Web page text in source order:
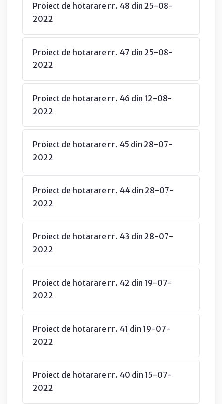
Proiect de hotarare nr. 48 din 25-08-
2022
Proiect de hotarare nr. 47 din 25-08-
2022
Proiect de hotarare nr. 46 din 12-08-
2022
Proiect de hotarare nr. 45 din 28-07-
2022
Proiect de hotarare nr. 44 din 28-07-
2022
Proiect de hotarare nr. 43 din 28-07-
2022
Proiect de hotarare nr. 42 din 19-07-
2022
Proiect de hotarare nr. 41 din 19-07-
2022
Proiect de hotarare nr. 40 din 15-07-
2022